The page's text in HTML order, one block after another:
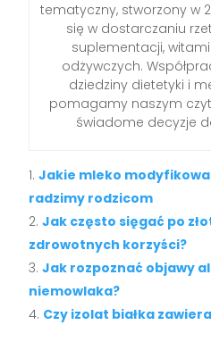
tematyczny, stworzony w
się w dostarczaniu
suplementacji,
odżywczych.
dziedziny dietetyki i
pomagamy naszym
świadome decyzje
Jakie mleko
radzimy rodzicom
Jak często sięgać po
zdrowotnych korzyści?
Jak rozpoznać objawy
niemowlaka?
Czy izolat białka